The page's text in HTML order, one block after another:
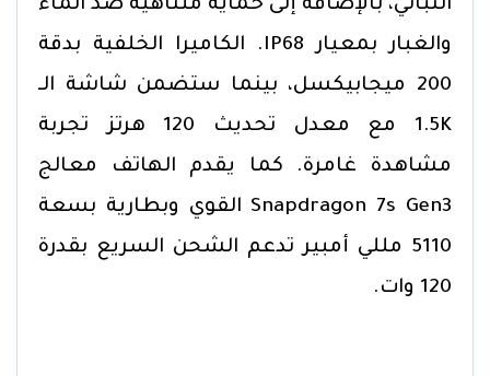
النباتي، بالإضافة إلى حماية متناهية ضد الماء
والغبار بمعيار IP68. الكاميرا الخلفية بدقة
200 ميجابيكسل، بينما ستضمن شاشة الـ
1.5K مع معدل تحديث 120 هرتز تجربة
مشاهدة غامرة. كما يقدم الهاتف معالج
Snapdragon 7s Gen3 القوي وبطارية بسعة
5110 مللي أمبير تدعم الشحن السريع بقدرة
120 وات.